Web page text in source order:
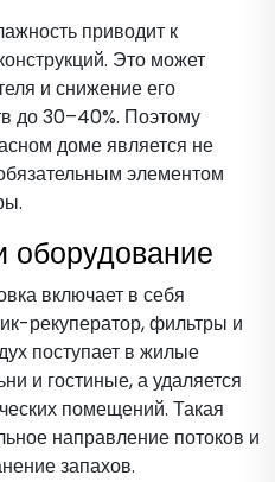
приводит к
Это может
и снижение его
до 30–40%. Поэтому
доме является не
элементом
оборудование
включает в себя
рекуператор, фильтры и
поступает в жилые
и гостиные, а удаляется
помещений. Такая
направление потоков и
запахов.